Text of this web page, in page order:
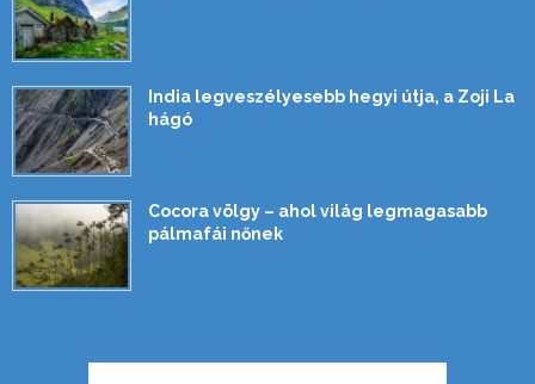
India legveszélyesebb hegyi útja, a Zoji La
hágó
Cocora völgy – ahol világ legmagasabb
pálmafái nőnek